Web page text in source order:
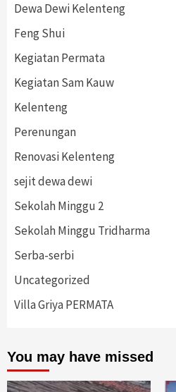
Dewa Dewi Kelenteng
Feng Shui
Kegiatan Permata
Kegiatan Sam Kauw
Kelenteng
Perenungan
Renovasi Kelenteng
sejit dewa dewi
Sekolah Minggu 2
Sekolah Minggu Tridharma
Serba-serbi
Uncategorized
Villa Griya PERMATA
You may have missed